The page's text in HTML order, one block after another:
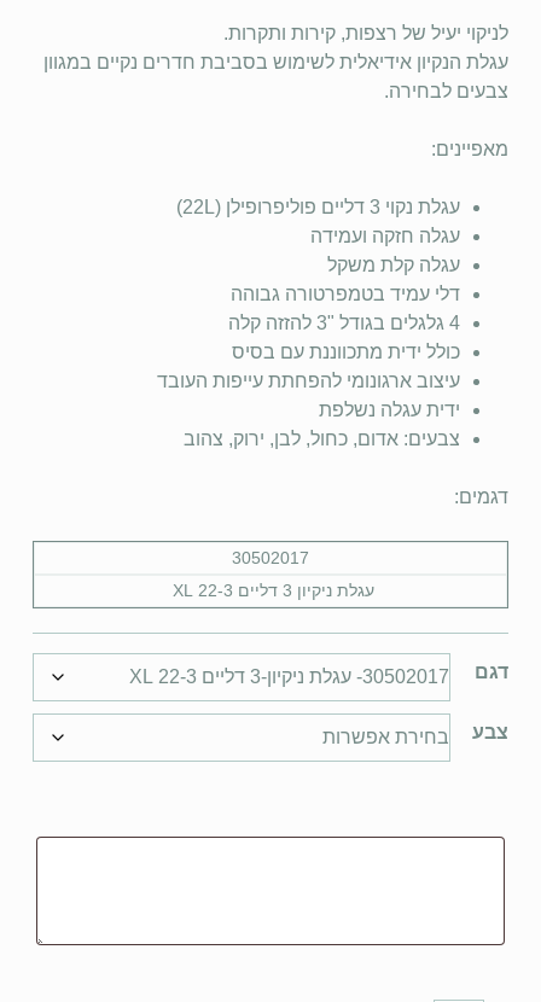
לניקוי יעיל של רצפות, קירות ותקרות.
עגלת הנקיון אידיאלית לשימוש בסביבת חדרים נקיים במגוון
צבעים לבחירה.
מאפיינים:
עגלת נקוי 3 דליים פוליפרופילן (22L)
עגלה חזקה ועמידה
עגלה קלת משקל
דלי עמיד בטמפרטורה גבוהה
4 גלגלים בגודל "3 להזזה קלה
כולל ידית מתכווננת עם בסיס
עיצוב ארגונומי להפחתת עייפות העובד
ידית עגלה נשלפת
צבעים: אדום, כחול, לבן, ירוק, צהוב
דגמים:
30502017
עגלת ניקיון 3 דליים
XL 22-3
דגם
צבע